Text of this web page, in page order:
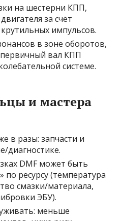
на шестерни КПП,
за счёт
импульсов.
в зоне оборотов,
первичный вал КПП
системе.
и мастера
в разы: запчасти и
диагностике.
DMF может быть
по ресурсу (температура
смазки/материала,
ЭБУ).
меньше